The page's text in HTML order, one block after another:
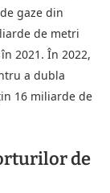
gaze din
de metri
2021. În 2022,
a dubla
16 miliarde de
de